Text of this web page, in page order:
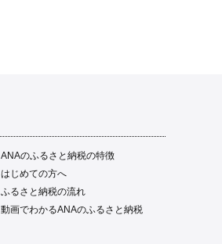
ANAのふるさと納税の特徴
はじめての方へ
ふるさと納税の流れ
動画でわかるANAのふるさと納税